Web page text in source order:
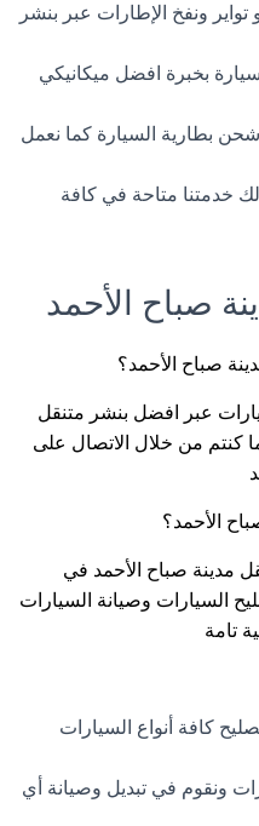
ونفخ الإطارات عبر بنشر
بخبرة افضل ميكانيكي
بطارية السيارة كما نعمل
خدمتنا متاحة في كافة
صباح الأحمد
صباح الأحمد؟
عبر افضل بنشر متنقل
كنتم من خلال الاتصال على
الأحمد؟
مدينة صباح الأحمد في
السيارات وصيانة السيارات
تامة
كافة أنواع السيارات
ونقوم في تبديل وصيانة أي